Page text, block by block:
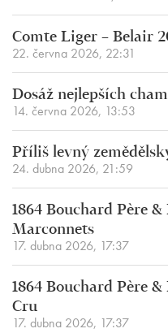
Comte Liger – Belair
22. června 2026, 22:31
Dosáž nejlepších
14. června 2026, 13:53
Příliš levný
24. dubna 2026, 21:59
1864 Bouchard Père
Marconnets
17. dubna 2026, 17:37
1864 Bouchard Père
Cru
17. dubna 2026, 17:37